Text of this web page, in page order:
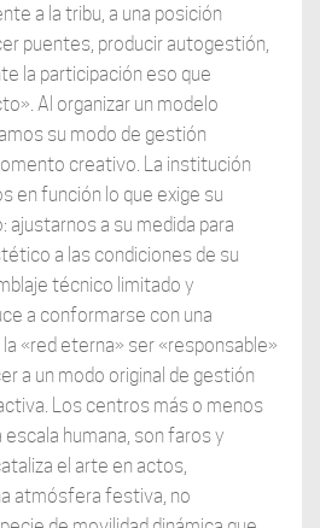
a la tribu, a una posición
puentes, producir autogestión,
la participación eso que
Al organizar un modelo
su modo de gestión
creativo. La institución
en función lo que exige su
a su medida para
a las condiciones de su
técnico limitado y
a conformarse con una
«red eterna» ser «responsable»
a un modo original de gestión
Los centros más o menos
humana, son faros y
el arte en actos,
atmósfera festiva, no